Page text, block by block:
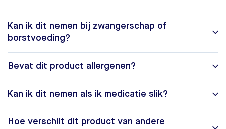
Kan ik dit nemen bij zwangerschap of
borstvoeding?
Bevat dit product allergenen?
Kan ik dit nemen als ik medicatie slik?
Hoe verschilt dit product van andere